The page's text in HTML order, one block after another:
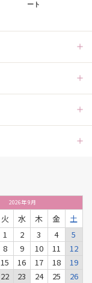
ート
2026年9月
火 水 木 金
土
1
2 3 4
5
8 9 10 11
12
15 16 17 18
19
22 23 24 25 26